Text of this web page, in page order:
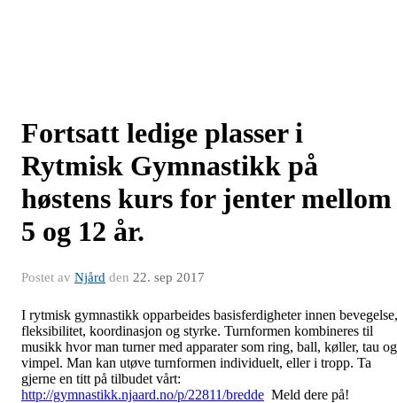
Fortsatt ledige plasser i
Rytmisk Gymnastikk på
høstens kurs for jenter mellom
5 og 12 år.
Postet av Njård den 22. sep 2017
I rytmisk gymnastikk opparbeides basisferdigheter innen bevegelse,
fleksibilitet, koordinasjon og styrke. Turnformen kombineres til
musikk hvor man turner med apparater som ring, ball, køller, tau og
vimpel. Man kan utøve turnformen individuelt, eller i tropp. Ta
gjerne en titt på tilbudet vårt:
http://gymnastikk.njaard.no/p/22811/bredde Meld dere på!